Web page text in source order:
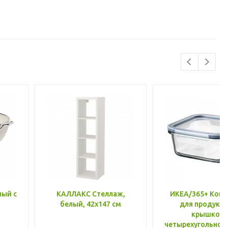
с
КАЛЛАКС Стеллаж,
белый, 42x147 см
ИКЕА/365+
для
крышкой,